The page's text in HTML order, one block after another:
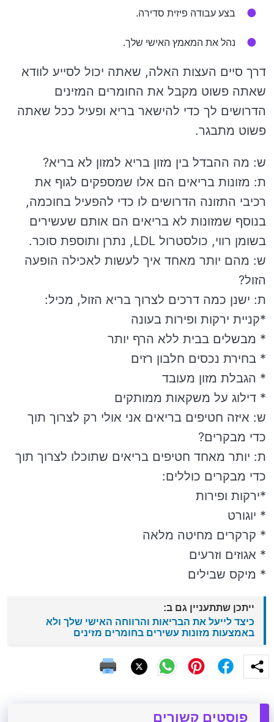
בצע עבודה פיזית סדירה.
נהל את המאמץ האישי שלך.
דרך סיים העצות האלה, שאתה יכול לסייע לוודא
שאתה פשוט מקבל את החומרים המזינים
הדרושים לך כדי להישאר בריא ופעיל ככל שאתה
פשוט מתבגר.
ש: מה ההבדל בין מזון בריא למזון לא בריא?
ת: מזונות בריאים הם אלו שמספקים לגוף את
רכיבי התזונה הדרושים לו כדי להפעיל בחוכמה,
בנוסף שמזונות לא בריאים הם אותם שעשירים
בשומן רווי, כולסטרול LDL, נתרן ותוספת סוכר.
ש: מהם יותר מאחד איך לעשות לאכילה הופעה
הזול?
ת: ישנן כמה דרכים לצרוך בריא הזול, מכיל:
*קניית ירקות ופירות בעונה
* מבשלים בבית ללא הרף יותר
* בחירת נכסים חלבון רזים
* הגבלת מזון מעובד
* דילוג על משקאות ממותקים
ש: איזה חטיפים בריאים אני אולי רק לצרוך תוך
כדי מבקרים?
ת: יותר מאחד חטיפים בריאים שתוכלו לצרוך תוך
כדי מבקרים כוללים:
*ירקות ופירות
* יוגורט
* קרקרים מחיטה מלאה
* אגוזים וזרעים
* מיקס שבילים
ייתכן שתתעניין גם ב:
כיצד לייעל את הבריאות והרווחה האישי שלך ולא
באמצעות מזונות עשירים בחומרים מזינים
פוסטים קשורים